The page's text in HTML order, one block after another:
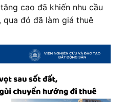
cao đã khiến nhu cầu
qua đó đã làm giá thuê